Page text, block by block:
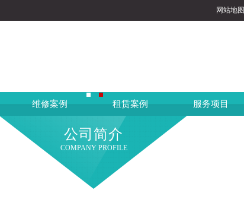
网站地图
维修案例 租赁案例 服务项目
公司简介
COMPANY PROFILE